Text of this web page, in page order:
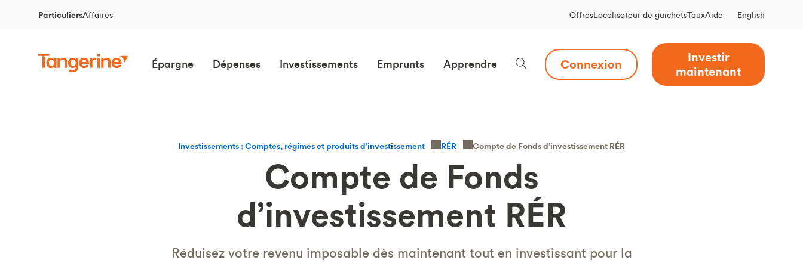
ParticuliersAffaires OffresLocalisateur de guichetsTauxAide English
Épargne Dépenses Investissements Emprunts Apprendre Connexion
Investir
maintenant
Investissements : Comptes, régimes et produits d’investissement RÉR Compte de Fonds d’investissement RÉR
Compte de Fonds
d’investissement RÉR
Réduisez votre revenu imposable dès maintenant tout en investissant pour la